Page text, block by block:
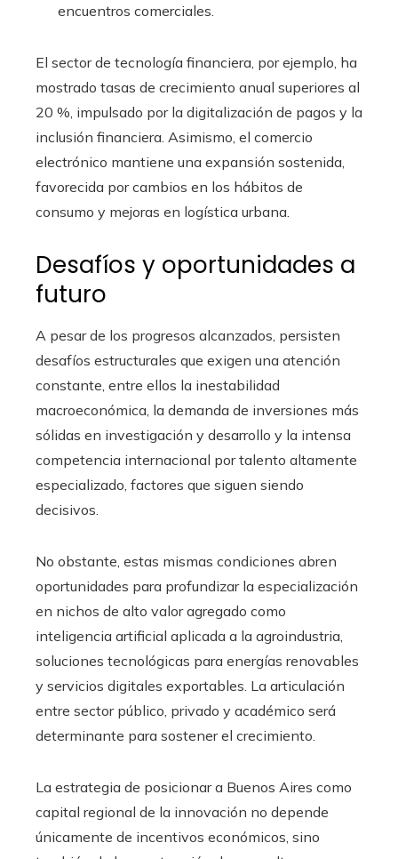
encuentros comerciales.
El sector de tecnología financiera, por ejemplo, ha
mostrado tasas de crecimiento anual superiores al
20 %, impulsado por la digitalización de pagos y la
inclusión financiera. Asimismo, el comercio
electrónico mantiene una expansión sostenida,
favorecida por cambios en los hábitos de
consumo y mejoras en logística urbana.
Desafíos y oportunidades a
futuro
A pesar de los progresos alcanzados, persisten
desafíos estructurales que exigen una atención
constante, entre ellos la inestabilidad
macroeconómica, la demanda de inversiones más
sólidas en investigación y desarrollo y la intensa
competencia internacional por talento altamente
especializado, factores que siguen siendo
decisivos.
No obstante, estas mismas condiciones abren
oportunidades para profundizar la especialización
en nichos de alto valor agregado como
inteligencia artificial aplicada a la agroindustria,
soluciones tecnológicas para energías renovables
y servicios digitales exportables. La articulación
entre sector público, privado y académico será
determinante para sostener el crecimiento.
La estrategia de posicionar a Buenos Aires como
capital regional de la innovación no depende
únicamente de incentivos económicos, sino